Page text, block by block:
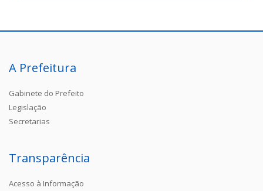
A Prefeitura
Gabinete do Prefeito
Legislação
Secretarias
Transparência
Acesso à Informação